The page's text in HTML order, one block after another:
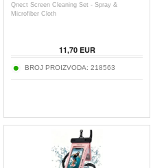
Qnect Screen Cleaning Set - Spray &
Microfiber Cloth
11,70EUR
BROJ PROIZVODA: 218563